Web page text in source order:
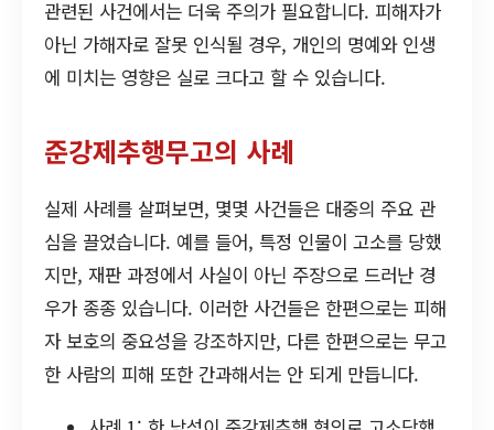
관련된 사건에서는 더욱 주의가 필요합니다. 피해자가
아닌 가해자로 잘못 인식될 경우, 개인의 명예와 인생
에 미치는 영향은 실로 크다고 할 수 있습니다.
준강제추행무고의 사례
실제 사례를 살펴보면, 몇몇 사건들은 대중의 주요 관
심을 끌었습니다. 예를 들어, 특정 인물이 고소를 당했
지만, 재판 과정에서 사실이 아닌 주장으로 드러난 경
우가 종종 있습니다. 이러한 사건들은 한편으로는 피해
자 보호의 중요성을 강조하지만, 다른 한편으로는 무고
한 사람의 피해 또한 간과해서는 안 되게 만듭니다.